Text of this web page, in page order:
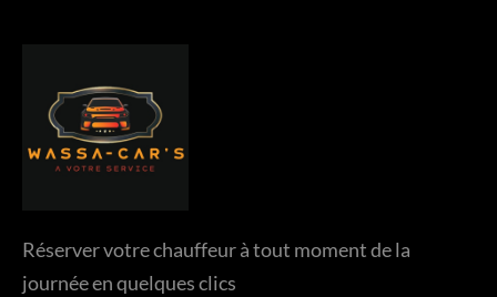
Réserver votre chauffeur à tout moment de la
journée en quelques clics